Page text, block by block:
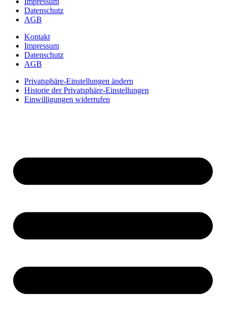
Datenschutz
AGB
Kontakt
Impressum
Datenschutz
AGB
Privatsphäre-Einstellungen ändern
Historie der Privatsphäre-Einstellungen
Einwilligungen widerrufen